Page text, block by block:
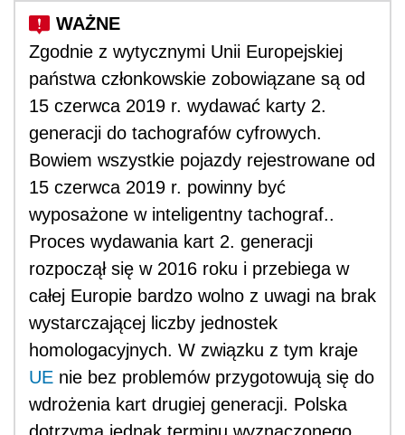
Zgodnie z wytycznymi Unii Europejskiej
państwa członkowskie zobowiązane są od
15 czerwca 2019 r. wydawać karty 2.
generacji do tachografów cyfrowych.
Bowiem wszystkie pojazdy rejestrowane od
15 czerwca 2019 r. powinny być
wyposażone w inteligentny tachograf..
Proces wydawania kart 2. generacji
rozpoczął się w 2016 roku i przebiega w
całej Europie bardzo wolno z uwagi na brak
wystarczającej liczby jednostek
homologacyjnych. W związku z tym kraje
UE nie bez problemów przygotowują się do
wdrożenia kart drugiej generacji. Polska